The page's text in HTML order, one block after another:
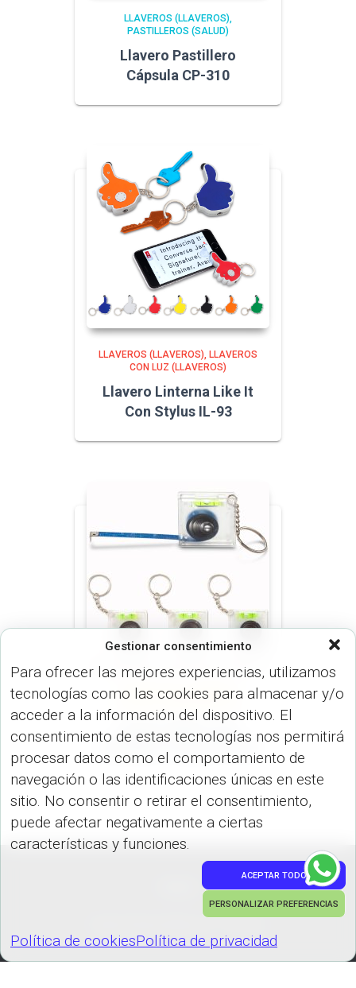
Gestionar consentimiento
Para ofrecer las mejores experiencias, utilizamos
tecnologías como las cookies para almacenar y/o
acceder a la información del dispositivo. El
consentimiento de estas tecnologías nos permitirá
procesar datos como el comportamiento de
navegación o las identificaciones únicas en este
sitio. No consentir o retirar el consentimiento,
puede afectar negativamente a ciertas
características y funciones.
ACEPTAR TODO
PERSONALIZAR PREFERENCIAS
Política de cookiesPolítica de privacidad
LLAVEROS (LLAVEROS)
PASTILLEROS (SALUD)
Llavero Pastillero
Cápsula CP-310
LLAVEROS (LLAVEROS)
LLAVEROS
CON LUZ (LLAVEROS)
Llavero Linterna Like It
Con Stylus IL-93
ESPECIALES (LLAVEROS)
LLAVEROS (HERRAMIENTAS)
Llavero Metro con
Nivelador Jazzy HE-306